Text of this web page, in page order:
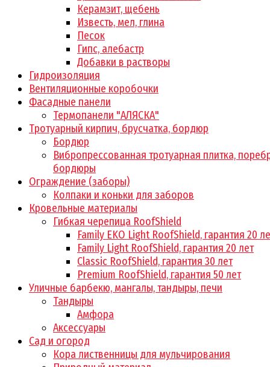
Керамзит, щебень
Известь, мел, глина
Песок
Гипс, алебастр
Добавки в растворы
Гидроизоляция
Вентиляционные коробочки
Фасадные панели
Термопанели "АЛЯСКА"
Тротуарный кирпич, брусчатка, бордюр
Бордюр
Вибропрессованная тротуарная плитка,
бордюры
Ограждение (заборы)
Колпаки и коньки для заборов
Кровельные материалы
Гибкая черепица RoofShield
Family EKO Light RoofShield, гарантия 20
Family Light RoofShield, гарантия 20 лет
Classic RoofShield, гарантия 30 лет
Premium RoofShield, гарантия 50 лет
Уличные барбекю, мангалы, тандыры, печи
Тандыры
Амфора
Аксессуары
Сад и огород
Кора лиственницы для мульчирования